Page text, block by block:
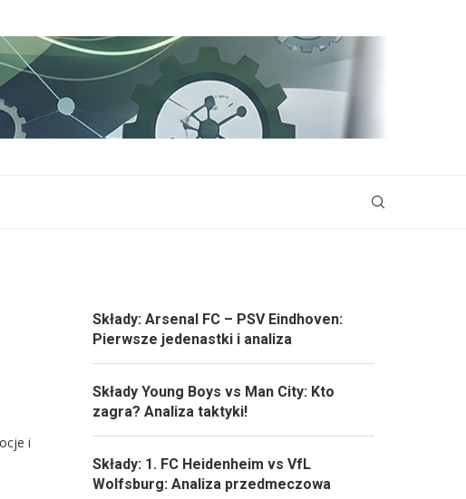
i
Składy: Arsenal FC – PSV Eindhoven:
Pierwsze jedenastki i analiza
Składy Young Boys vs Man City: Kto
zagra? Analiza taktyki!
Składy: 1. FC Heidenheim vs VfL
Wolfsburg: Analiza przedmeczowa